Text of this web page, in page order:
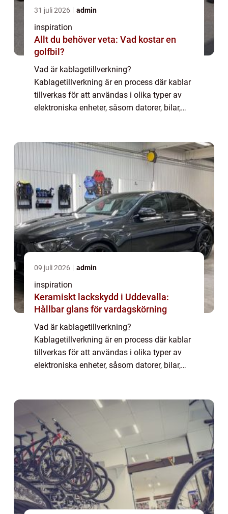
31 juli 2026 admin
inspiration
Allt du behöver veta: Vad kostar en
golfbil?
Vad är kablagetillverkning?
Kablagetillverkning är en process där kablar
tillverkas för att användas i olika typer av
elektroniska enheter, såsom datorer, bilar,
09 juli 2026 admin
inspiration
Keramiskt lackskydd i Uddevalla:
Hållbar glans för vardagskörning
Vad är kablagetillverkning?
Kablagetillverkning är en process där kablar
tillverkas för att användas i olika typer av
elektroniska enheter, såsom datorer, bilar,